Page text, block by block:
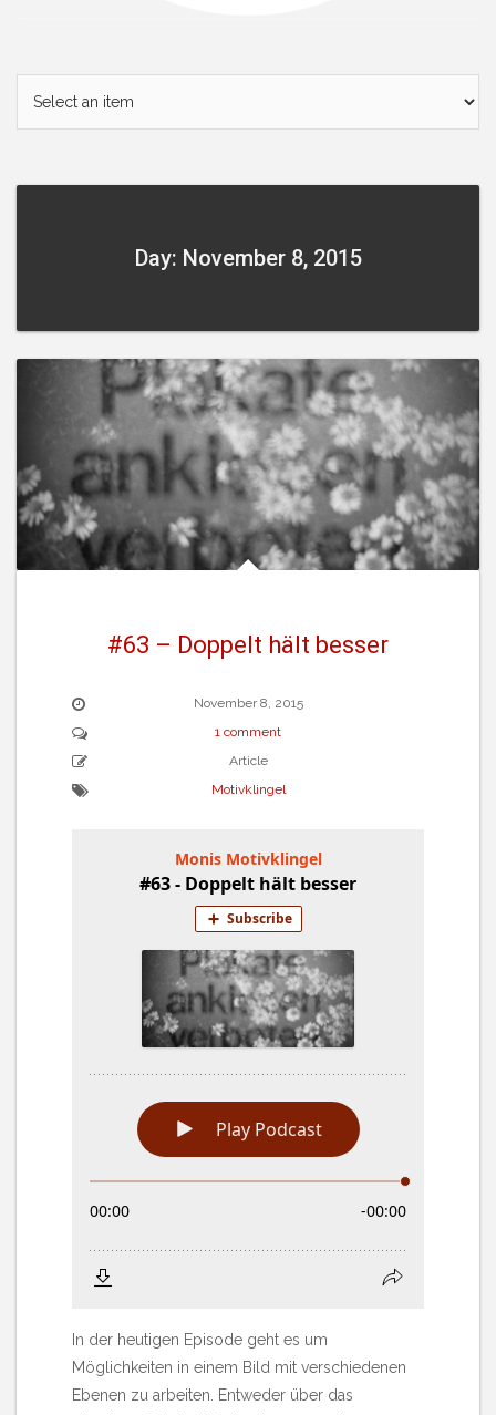
Day: November 8, 2015
#63 – Doppelt hält besser
November 8, 2015
1 comment
Article
Motivklingel
In der heutigen Episode geht es um
Möglichkeiten in einem Bild mit verschiedenen
Ebenen zu arbeiten. Entweder über das